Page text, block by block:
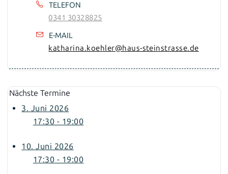
TELEFON
0341 30328825
E-MAIL
katharina.koehler@haus-steinstrasse.de
Nächste Termine
3. Juni 2026
17:30 - 19:00
10. Juni 2026
17:30 - 19:00